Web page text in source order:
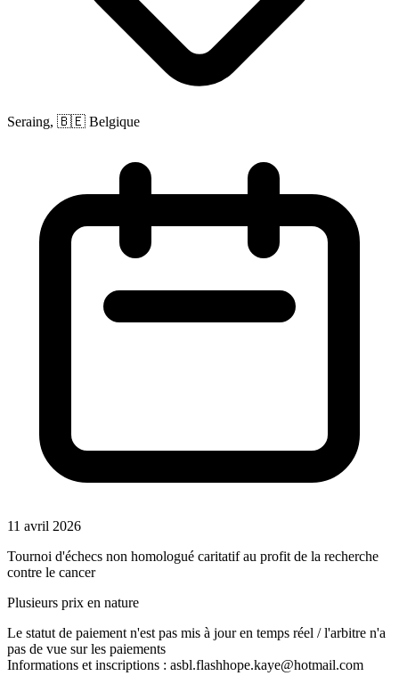
Seraing, 🇧🇪 Belgique
11 avril 2026
Tournoi d'échecs non homologué caritatif au profit de la recherche
contre le cancer
Plusieurs prix en nature
Le statut de paiement n'est pas mis à jour en temps réel / l'arbitre n'a
pas de vue sur les paiements
Informations et inscriptions : asbl.flashhope.kaye@hotmail.com